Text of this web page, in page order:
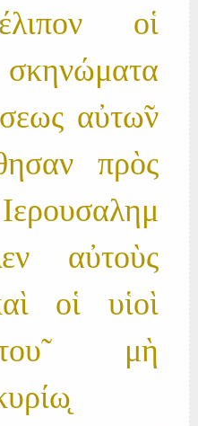
οἱ
αὐτω̃ν
πρὸς
αὐτοὺς
οἱ υἱοὶ
μὴ